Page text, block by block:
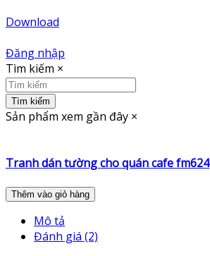
Download
Đăng nhập
Tìm kiếm ×
Tìm kiếm
Sản phẩm xem gần đây ×
Tranh dán tường cho quán cafe fm624
Thêm vào giỏ hàng
Mô tả
Đánh giá (2)